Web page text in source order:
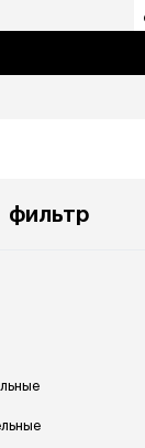
фильтр